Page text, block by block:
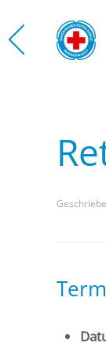
Zum